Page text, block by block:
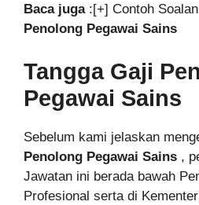
Baca juga:[+] Contoh
Penolong Pegawai Sains
Tangga Gaji
Pegawai Sains
Sebelum kami jelaskan
Penolong Pegawai Sains ,
Jawatan ini berada bawah
Profesional serta di